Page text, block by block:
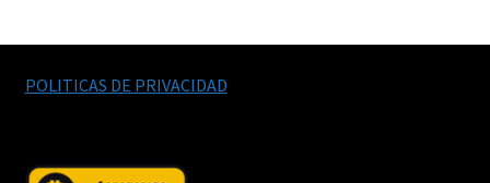
POLITICAS DE PRIVACIDAD